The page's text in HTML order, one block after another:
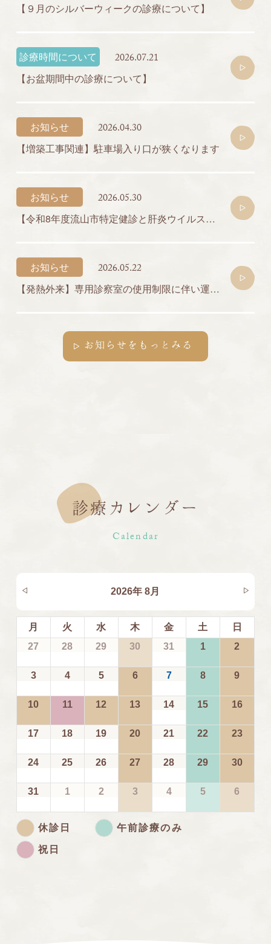
【９月のシルバーウィークの診療について】
診療時間について 2026.07.21
【お盆期間中の診療について】
お知らせ 2026.04.30
【増築工事関連】駐車場入り口が狭くなります
お知らせ 2026.05.30
【令和8年度流山市特定健診と肝炎ウイルス検診のご案内】
お知らせ 2026.05.22
【発熱外来】専用診察室の使用制限に伴い運用を一時変更します
お知らせをもっとみる
診療カレンダー
Calendar
2026年 8月
月 火 水 木 金 土
日
27
28 29 30 31 1 2
3 4 5 6 7 8 9
10 11 12 13 14 15 16
17 18 19 20 21 22 23
24 25 26 27 28 29 30
31 1 2 3 4 5 6
休診日 午前診療のみ
祝日